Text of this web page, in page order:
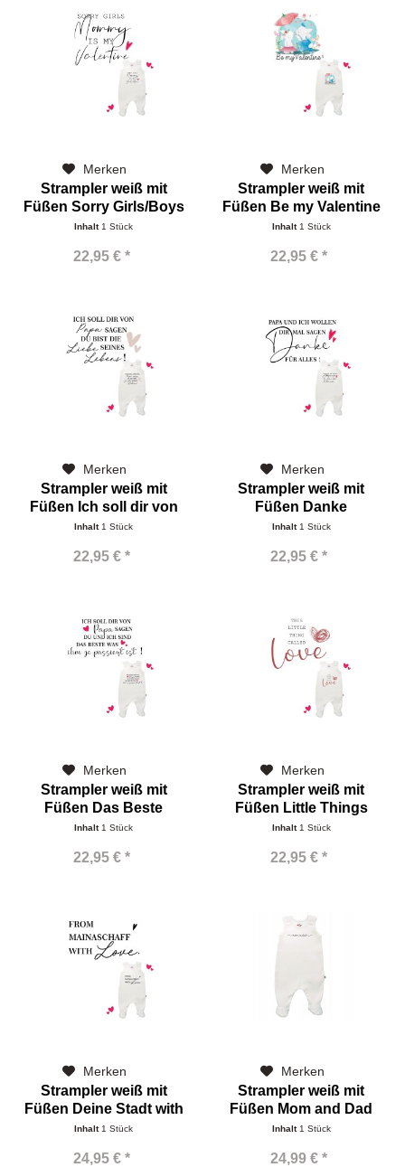
Merken
Strampler weiß mit
Füßen Sorry Girls/Boys
Inhalt 1 Stück
22,95 € *
Merken
Strampler weiß mit
Füßen Be my Valentine
Inhalt 1 Stück
22,95 € *
Merken
Strampler weiß mit
Füßen Ich soll dir von
Papa...
Inhalt1 Stück
22,95 € *
Merken
Strampler weiß mit
Füßen Danke
Inhalt1 Stück
22,95 € *
Merken
Strampler weiß mit
Füßen Das Beste
Inhalt 1 Stück
22,95 € *
Merken
Strampler weiß mit
Füßen Little Things
Inhalt 1 Stück
22,95 € *
Merken
Strampler weiß mit
Füßen Deine Stadt with
Love
Inhalt 1 Stück
24,95 € *
Merken
Strampler weiß mit
Füßen Mom and Dad
Inhalt 1 Stück
24,99 € *